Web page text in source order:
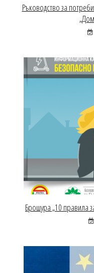
Ръководство за
Брошура „10 правила